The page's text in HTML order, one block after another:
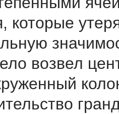
которые
возвел